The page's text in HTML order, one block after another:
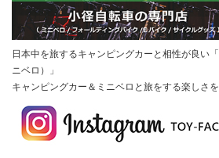
日本中を旅するキャンピングカーと相性が良い
ニベロ）」
キャンピングカー＆ミニベロと旅をする楽しさ